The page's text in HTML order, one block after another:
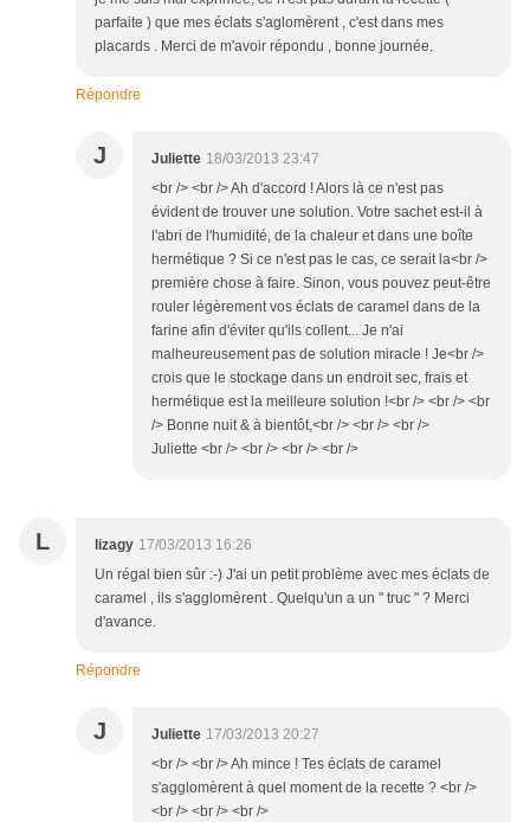
parfaite ) que mes éclats s'aglomèrent , c'est dans mes
placards . Merci de m'avoir répondu , bonne journée.
Répondre
J Juliette 18/03/2013 23:47
<br /> <br /> Ah d'accord ! Alors là ce n'est pas
évident de trouver une solution. Votre sachet est-il à
l'abri de l'humidité, de la chaleur et dans une boîte
hermétique ? Si ce n'est pas le cas, ce serait la<br />
première chose à faire. Sinon, vous pouvez peut-être
rouler légèrement vos éclats de caramel dans de la
farine afin d'éviter qu'ils collent... Je n'ai
malheureusement pas de solution miracle ! Je<br />
crois que le stockage dans un endroit sec, frais et
hermétique est la meilleure solution !<br /> <br /> <br
/> Bonne nuit & à bientôt,<br /> <br /> <br />
Juliette <br /> <br /> <br /> <br />
L lizagy 17/03/2013 16:26
Un régal bien sûr :-) J'ai un petit problème avec mes éclats de
caramel , ils s'agglomèrent . Quelqu'un a un " truc " ? Merci
d'avance.
Répondre
J Juliette 17/03/2013 20:27
<br /> <br /> Ah mince ! Tes éclats de caramel
s'agglomèrent à quel moment de la recette ? <br />
<br /> <br /> <br />